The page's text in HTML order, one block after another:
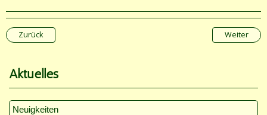
Zurück Weiter
Aktuelles
Neuigkeiten